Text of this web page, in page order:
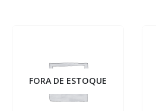
FORA DE ESTOQUE